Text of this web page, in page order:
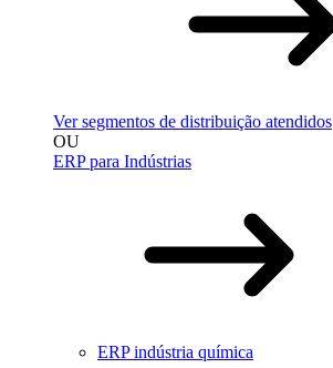
Ver segmentos de distribuição atendidos
OU
ERP para Indústrias
ERP indústria química